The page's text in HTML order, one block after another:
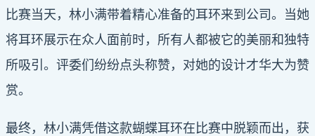
比赛当天，林小满带着精心准备的耳环来到公司。当她
将耳环展示在众人面前时，所有人都被它的美丽和独特
所吸引。评委们纷纷点头称赞，对她的设计才华大为赞
赏。
最终，林小满凭借这款蝴蝶耳环在比赛中脱颖而出，获